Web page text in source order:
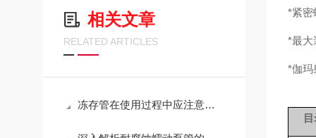
*紧密
*最大
*伽玛
相关文章
RELATED ARTICLES
冻存管在使用过程中应注意的事项